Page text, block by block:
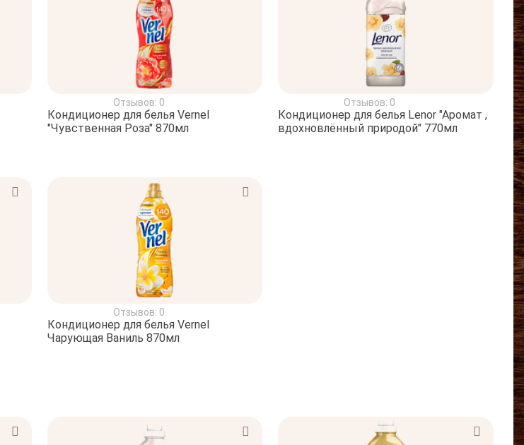
Отзывов: 0
Кондиционер для белья Vernel
"Чувственная Роза" 870мл
Отзывов: 0
Кондиционер для белья Lenor "Аромат ,
вдохновлённый природой" 770мл
Отзывов: 0
Кондиционер для белья Vernel
Чарующая Ваниль 870мл